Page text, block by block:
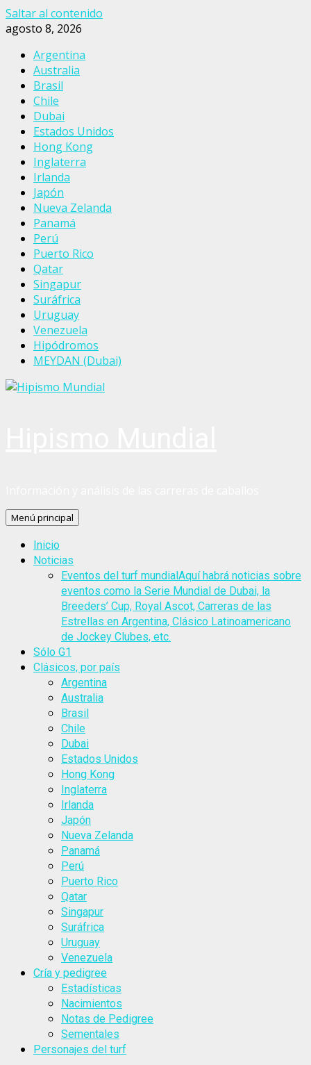
Saltar al contenido
agosto 8, 2026
Argentina
Australia
Brasil
Chile
Dubai
Estados Unidos
Hong Kong
Inglaterra
Irlanda
Japón
Nueva Zelanda
Panamá
Perú
Puerto Rico
Qatar
Singapur
Suráfrica
Uruguay
Venezuela
Hipódromos
MEYDAN (Dubai)
Menú principal
Inicio
Noticias
Eventos del turf mundialAquí habrá noticias sobre
eventos como la Serie Mundial de Dubai, la
Breeders’ Cup, Royal Ascot, Carreras de las
Estrellas en Argentina, Clásico Latinoamericano
de Jockey Clubes, etc.
Sólo G1
Clásicos, por país
Argentina
Australia
Brasil
Chile
Dubai
Estados Unidos
Hong Kong
Inglaterra
Irlanda
Japón
Nueva Zelanda
Panamá
Perú
Puerto Rico
Qatar
Singapur
Suráfrica
Uruguay
Venezuela
Cría y pedigree
Estadísticas
Nacimientos
Notas de Pedigree
Sementales
Personajes del turf